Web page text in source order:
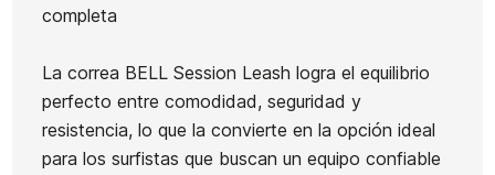
completa
La correa BELL Session Leash logra el equilibrio
perfecto entre comodidad, seguridad y
resistencia, lo que la convierte en la opción ideal
para los surfistas que buscan un equipo confiable